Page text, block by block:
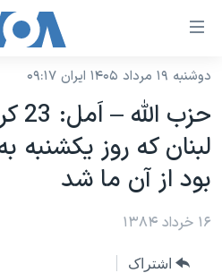
لینکهای
دسترسی
جهش
به
محتوای
اصلی
به
صفحه
نسخه سبک وب‌سایت
موضوع ها
ایران
آمریکا
جهان
برنامه های تلویزیونی
جدول برنامه ها
صفحه‌های ویژه
دوشنبه ۱۹ مرداد ۱۴۰۵ ایران ۰۹:۱۷
لبنان که روز يکشنبه
بود از آن ما شد
۱۶ خرداد ۱۳۸۴
اشتراک